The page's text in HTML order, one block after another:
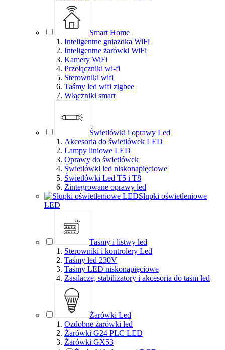
Smart Home
Inteligentne gniazdka WiFi
Inteligentne żarówki WiFi
Kamery WiFi
Przełączniki wi-fi
Sterowniki wifi
Taśmy led wifi zigbee
Włączniki smart
Świetlówki i oprawy Led
Akcesoria do świetlówek LED
Lampy liniowe LED
Oprawy do świetlówek
Świetlówki led niskonapięciowe
Świetlówki Led T5 i T8
Zintegrowane oprawy led
Słupki oświetleniowe
LED
Taśmy i listwy led
Sterowniki i kontrolery Led
Taśmy led 230V
Taśmy LED niskonapięciowe
Zasilacze, stabilizatory i akcesoria do taśm led
Żarówki Led
Ozdobne żarówki led
Żarówki G24 PLC LED
Żarówki GX53